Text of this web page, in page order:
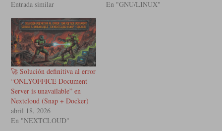
Entrada similar
En "GNU/LINUX"
🚀 Solución definitiva al error
“ONLYOFFICE Document
Server is unavailable” en
Nextcloud (Snap + Docker)
abril 18, 2026
En "NEXTCLOUD"